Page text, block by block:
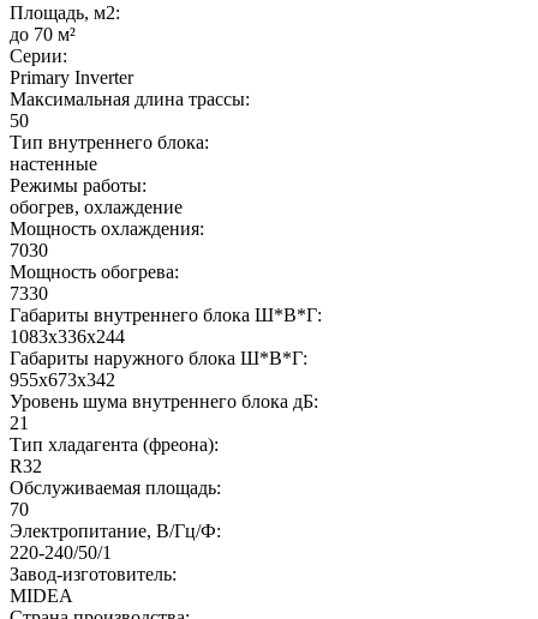
Площадь, м2:
до 70 м²
Серии:
Primary Inverter
Максимальная длина трассы:
50
Тип внутреннего блока:
настенные
Режимы работы:
обогрев, охлаждение
Мощность охлаждения:
7030
Мощность обогрева:
7330
Габариты внутреннего блока Ш*В*Г:
1083x336x244
Габариты наружного блока Ш*В*Г:
955x673x342
Уровень шума внутреннего блока дБ:
21
Тип хладагента (фреона):
R32
Обслуживаемая площадь:
70
Электропитание, В/Гц/Ф:
220-240/50/1
Завод-изготовитель:
MIDEA